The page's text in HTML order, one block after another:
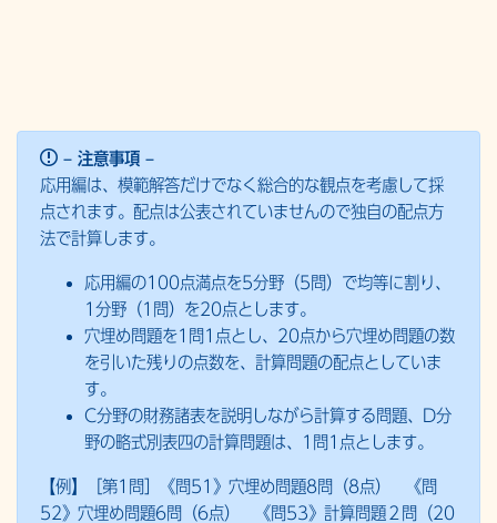
– 注意事項 –
応用編は、模範解答だけでなく総合的な観点を考慮して採
点されます。配点は公表されていませんので独自の配点方
法で計算します。
応用編の100点満点を5分野（5問）で均等に割り、
1分野（1問）を20点とします。
穴埋め問題を1問1点とし、20点から穴埋め問題の数
を引いた残りの点数を、計算問題の配点としていま
す。
C分野の財務諸表を説明しながら計算する問題、D分
野の略式別表四の計算問題は、1問1点とします。
【例】［第1問］《問51》穴埋め問題8問（8点） 《問
52》穴埋め問題6問（6点） 《問53》計算問題２問（20